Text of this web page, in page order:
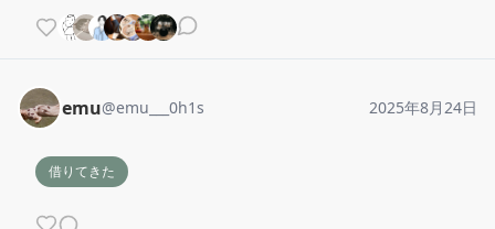
emu@emu___0h1s 2025年8月24日
借りてきた